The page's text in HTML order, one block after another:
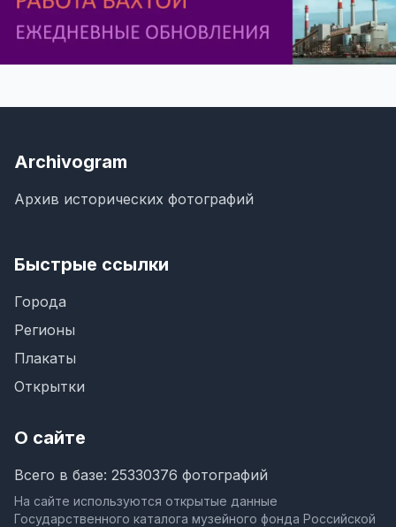
Archivogram
Архив исторических фотографий
Быстрые ссылки
Города
Регионы
Плакаты
Открытки
О сайте
Всего в базе: 25330376 фотографий
На сайте используются открытые данные
Государственного каталога музейного фонда Российской